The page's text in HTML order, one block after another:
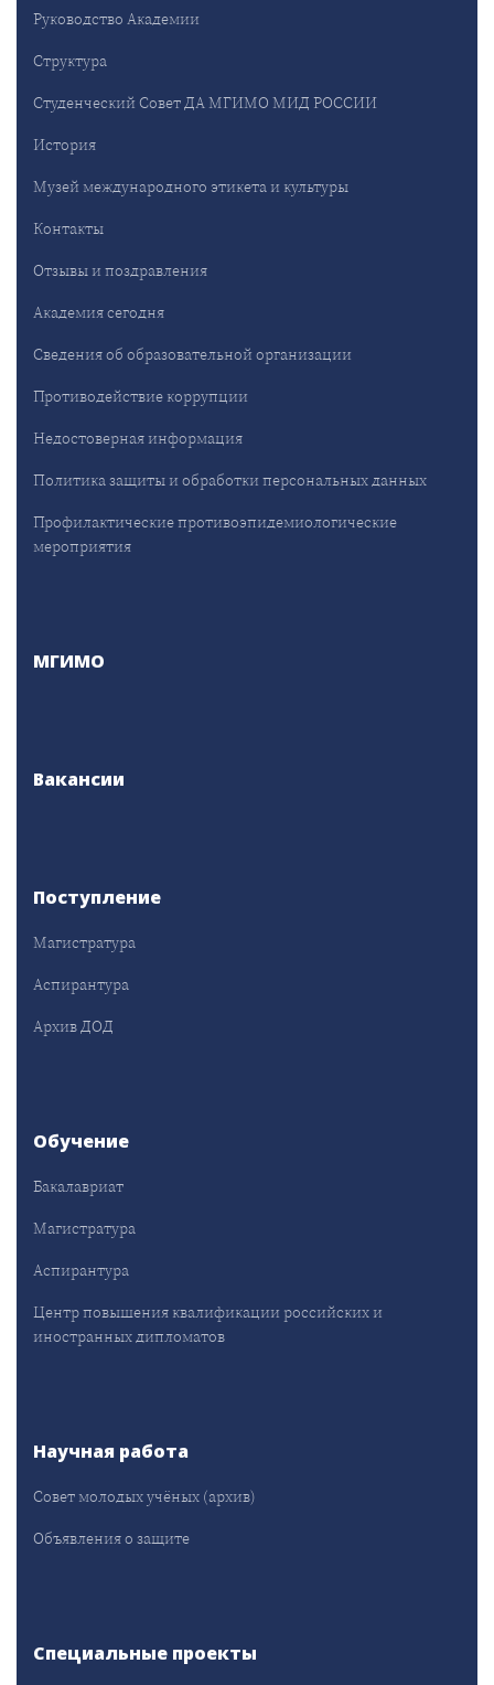
Руководство Академии
Структура
Студенческий Совет ДА МГИМО МИД РОССИИ
История
Музей международного этикета и культуры
Контакты
Отзывы и поздравления
Академия сегодня
Сведения об образовательной организации
Противодействие коррупции
Недостоверная информация
Политика защиты и обработки персональных данных
Профилактические противоэпидемиологические
мероприятия
МГИМО
Вакансии
Поступление
Магистратура
Аспирантура
Архив ДОД
Обучение
Бакалавриат
Магистратура
Аспирантура
Центр повышения квалификации российских и
иностранных дипломатов
Научная работа
Совет молодых учёных (архив)
Объявления о защите
Специальные проекты